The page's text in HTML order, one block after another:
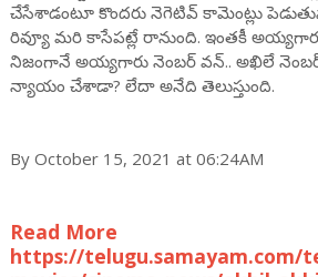
చేసేశాడంటూ కొందరు నెగెటివ్ కామెంట్లు
రివ్యూ మరి కాసేపట్లే రానుంది. ఇంతకీ
నిజంగానే అయ్యగారు నెంబర్ వన్.. అఖిలే
న్యాయం చేశాడా? లేదా అనేది తెలుస్తుంది.
By October 15, 2021 at 06:24AM
Read More
https://telugu.samayam.com/